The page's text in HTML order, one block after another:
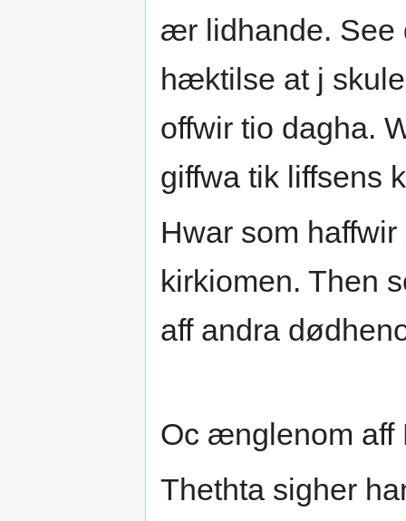
ær lidhande. See
hæktilse at j
offwir tio dagha.
giffwa tik liffsens
Hwar som
kirkiomen. Then
aff andra
Oc ænglenom aff
Thethta sigher